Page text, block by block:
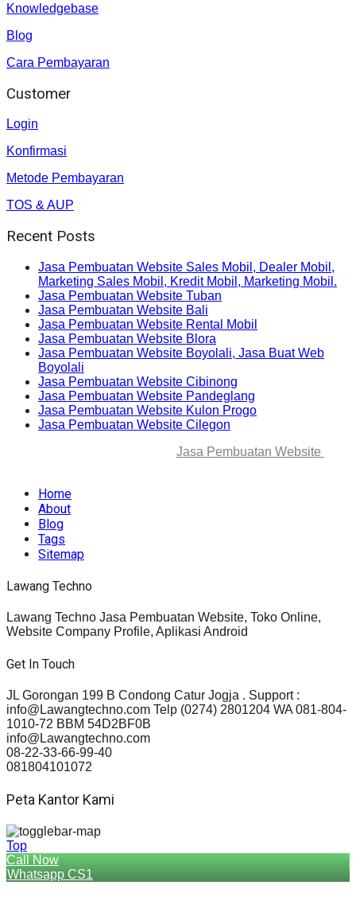
Knowledgebase
Blog
Cara Pembayaran
Customer
Login
Konfirmasi
Metode Pembayaran
TOS & AUP
Recent Posts
Jasa Pembuatan Website Sales Mobil, Dealer Mobil,
Marketing Sales Mobil, Kredit Mobil, Marketing Mobil.
Jasa Pembuatan Website Tuban
Jasa Pembuatan Website Bali
Jasa Pembuatan Website Rental Mobil
Jasa Pembuatan Website Blora
Jasa Pembuatan Website Boyolali, Jasa Buat Web
Boyolali
Jasa Pembuatan Website Cibinong
Jasa Pembuatan Website Pandeglang
Jasa Pembuatan Website Kulon Progo
Jasa Pembuatan Website Cilegon
Jasa Pembuatan Website
Home
About
Blog
Tags
Sitemap
Lawang Techno
Lawang Techno Jasa Pembuatan Website, Toko Online,
Website Company Profile, Aplikasi Android
Get In Touch
JL Gorongan 199 B Condong Catur Jogja . Support :
info@Lawangtechno.com Telp (0274) 2801204 WA 081-804-
1010-72 BBM 54D2BF0B
info@Lawangtechno.com
08-22-33-66-99-40
081804101072
Peta Kantor Kami
Top
Call Now
Whatsapp CS1